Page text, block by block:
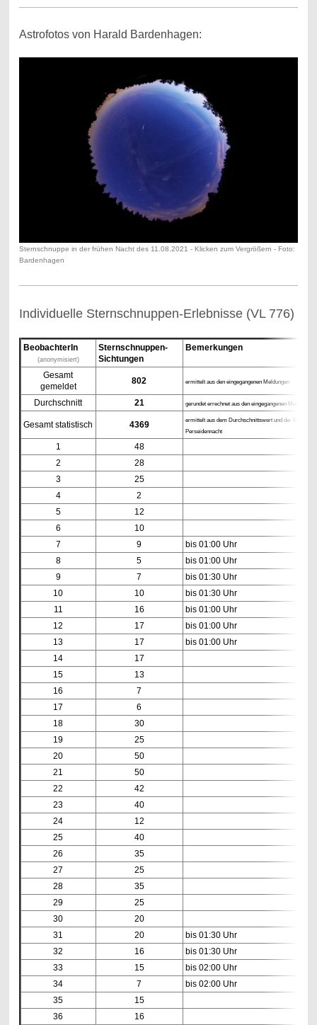
Astrofotos von Harald Bardenhagen:
Sternschnuppe in der frühen Nacht des 11.08.2021 - Klicken zum Vergrößern - Foto:
Bardenhagen
Individuelle Sternschnuppen-Erlebnisse (VL 776)
BeobachterIn
(anonymisiert)
Sternschnuppen-
Sichtungen
Bemerkungen
Gesamt
gemeldet
802 ermittelt aus den eingegangenen Meldungen
Durchschnitt 21 gerundet errechnet aus den eingegangenen Meldungen
Gesamt statistisch 4369
ermittelt aus dem Durchschnittswert und der
Perseidennacht
1
48
2
28
3
25
4
2
5
12
6
10
7
9
bis 01:00 Uhr
8
5
bis 01:00 Uhr
9
7
bis 01:30 Uhr
10
10
bis 01:30 Uhr
11
16
bis 01:00 Uhr
12
17
bis 01:00 Uhr
13
17
bis 01:00 Uhr
14
17
15
13
16
7
17
6
18
30
19
25
20
50
21
50
22
42
23
40
24
12
25
40
26
35
27
25
28
35
29
25
30
20
31
20
bis 01:30 Uhr
32
16
bis 01:30 Uhr
33
15
bis 02:00 Uhr
34
7
bis 02:00 Uhr
35
15
36
16